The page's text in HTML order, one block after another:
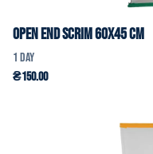
Open End Scrim 60x45 cm